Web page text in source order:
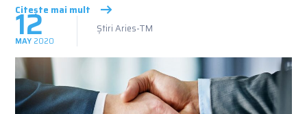
Citește mai mult
12
MAY 2020
Știri Aries-TM